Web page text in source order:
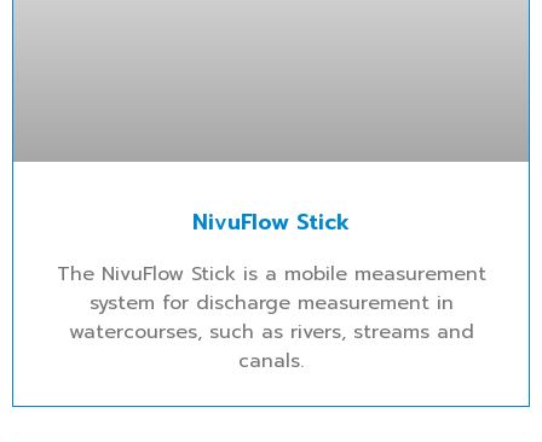
NivuFlow Stick
The NivuFlow Stick is a mobile measurement
system for discharge measurement in
watercourses, such as rivers, streams and
canals.